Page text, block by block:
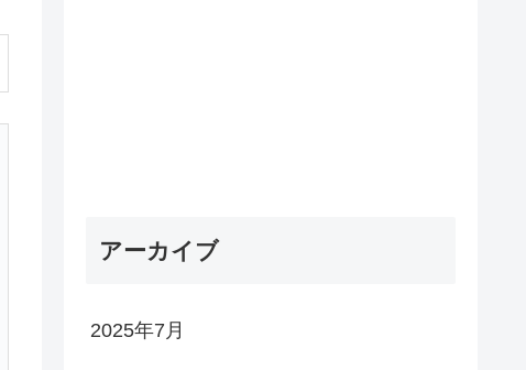
アーカイブ
2025年7月